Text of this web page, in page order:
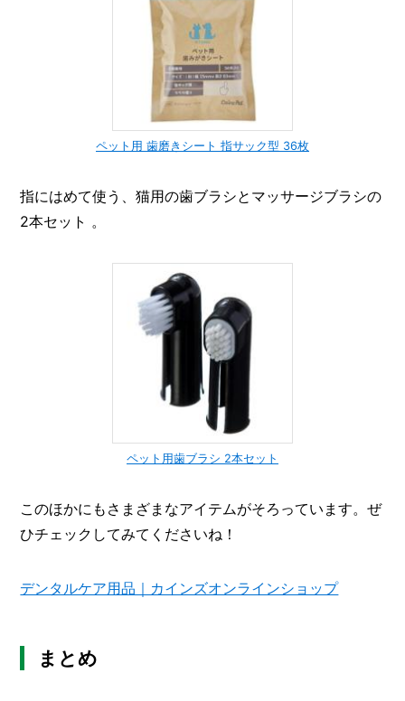
ペット用 歯磨きシート 指サック型 36枚
指にはめて使う、猫用の歯ブラシとマッサージブラシの
2本セット 。
ペット用歯ブラシ 2本セット
このほかにもさまざまなアイテムがそろっています。ぜ
ひチェックしてみてくださいね！
デンタルケア用品｜カインズオンラインショップ
まとめ